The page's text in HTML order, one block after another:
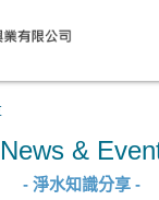
News &
- 淨水知識分享 -